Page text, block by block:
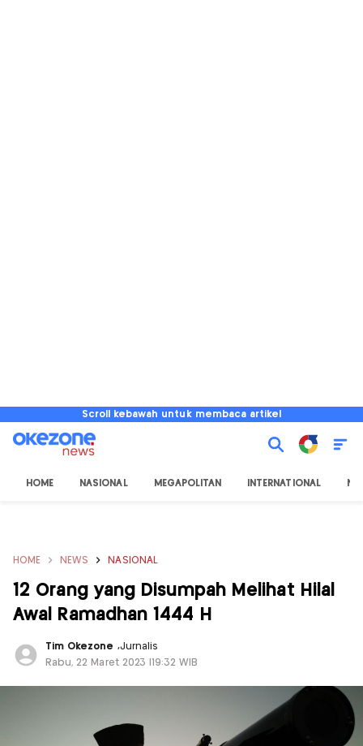
Scroll kebawah untuk membaca artikel
HOME NASIONAL MEGAPOLITAN INTERNATIONAL
HOME NEWS NASIONAL
12 Orang yang Disumpah Melihat Hilal
Awal Ramadhan 1444 H
Tim Okezone ,Jurnalis
Rabu, 22 Maret 2023 |19:32 WIB